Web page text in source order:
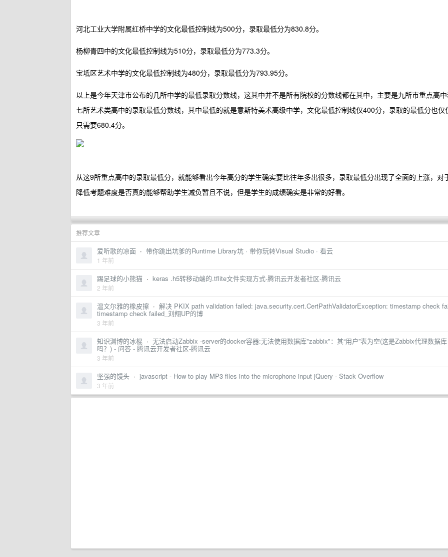
河北工业大学附属红桥中学的文化最低控制线为500分，录取最低分为830.8分。
杨柳青四中的文化最低控制线为510分，录取最低分为773.3分。
宝坻区艺术中学的文化最低控制线为480分，录取最低分为793.95分。
以上是今年天津市公布的几所中学的最低录取分数线，这其中并不是所有院校的分数线都在其中，主要是九所市重点高
七所艺术类高中的录取最低分数线，其中最低的就是意斯特美术高级中学，文化最低控制线仅400分，录取的最低分也仅
只需要680.4分。
从这9所重点高中的录取最低分，就能够看出今年高分的学生确实要比往年多出很多，录取最低分出现了全面的上涨，对
降低考题难度是否真的能够帮助学生减负暂且不说，但是学生的成绩确实是非常的好看。
推荐文章
爱听歌的凉面 · 带你跳出坑爹的Runtime Library坑 · 带你玩转Visual Studio · 看云
1 年前
踢足球的小熊猫 · keras .h5转移动端的.tflite文件实现方式-腾讯云开发者社区-腾讯云
2 年前
温文尔雅的橡皮擦 · 解决 PKIX path validation failed: java.security.cert.CertPathValidatorException: timestamp check
timestamp check failed_刘翔UP的博
3 年前
知识渊博的冰棍 · 无法启动Zabbix -server的docker容器:无法使用数据库"zabbix"：其“用户”表为空(这是Zabbix代理数据库
吗？) - 问答 - 腾讯云开发者社区-腾讯云
3 年前
坚强的馒头 · javascript - How to play MP3 files into the microphone input jQuery - Stack Overflow
3 年前